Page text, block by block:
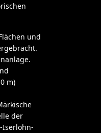
und
m)
der
Iserlohn-